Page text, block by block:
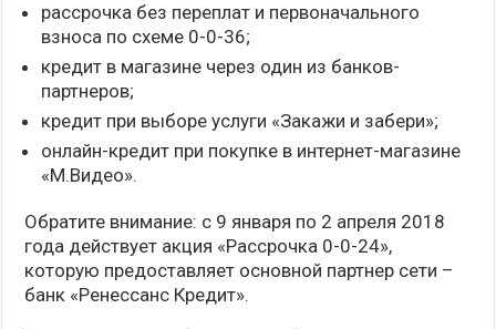
рассрочка без переплат и первоначального
взноса по схеме 0-0-36;
кредит в магазине через один из банков-
партнеров;
кредит при выборе услуги «Закажи и забери»;
онлайн-кредит при покупке в интернет-магазине
«М.Видео».
Обратите внимание: с 9 января по 2 апреля 2018
года действует акция «Рассрочка 0-0-24»,
которую предоставляет основной партнер сети –
банк «Ренессанс Кредит».